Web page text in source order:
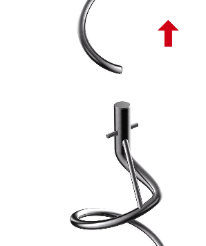
SPIRALE TONDA DISCENDENTE PL - 10